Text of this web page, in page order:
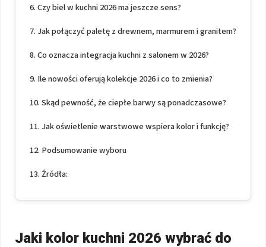
Czy biel w kuchni 2026 ma jeszcze sens?
Jak połączyć paletę z drewnem, marmurem i granitem?
Co oznacza integracja kuchni z salonem w 2026?
Ile nowości oferują kolekcje 2026 i co to zmienia?
Skąd pewność, że ciepłe barwy są ponadczasowe?
Jak oświetlenie warstwowe wspiera kolor i funkcję?
Podsumowanie wyboru
Źródła:
Jaki kolor kuchni 2026 wybrać do